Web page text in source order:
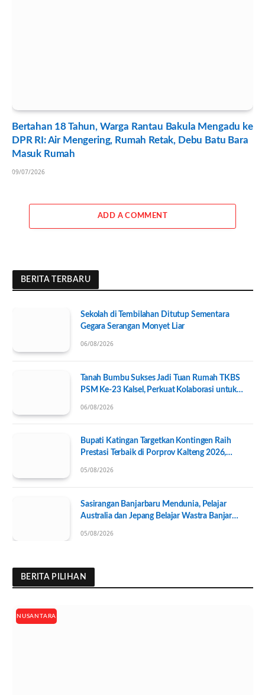
Bertahan 18 Tahun, Warga Rantau Bakula Mengadu ke
DPR RI: Air Mengering, Rumah Retak, Debu Batu Bara
Masuk Rumah
09/07/2026
ADD A COMMENT
BERITA TERBARU
Sekolah di Tembilahan Ditutup Sementara
Gegara Serangan Monyet Liar
06/08/2026
Tanah Bumbu Sukses Jadi Tuan Rumah TKBS
PSM Ke-23 Kalsel, Perkuat Kolaborasi untuk
06/08/2026
Bupati Katingan Targetkan Kontingen Raih
Prestasi Terbaik di Porprov Kalteng 2026,
05/08/2026
Sasirangan Banjarbaru Mendunia, Pelajar
Australia dan Jepang Belajar Wastra Banjar
05/08/2026
BERITA PILIHAN
NUSANTARA